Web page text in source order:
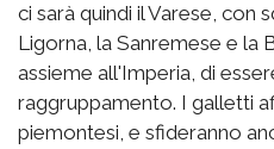
ci sarà quindi il Varese, con
Ligorna, la Sanremese e la
assieme all'Imperia, di
raggruppamento. I galletti
piemontesi, e sfideranno